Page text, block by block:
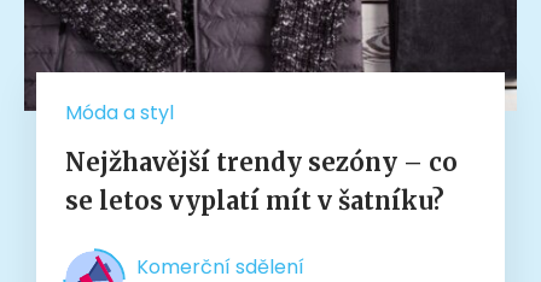
Móda a styl
Nejžhavější trendy sezóny – co
se letos vyplatí mít v šatníku?
Komerční sdělení